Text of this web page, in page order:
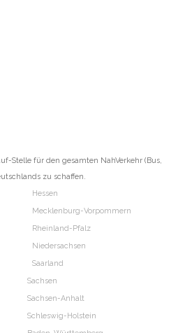
Stelle für den gesamten NahVerkehr (Bus,
zu schaffen.
Hessen
Mecklenburg-Vorpommern
Rheinland-Pfalz
Niedersachsen
Saarland
Sachsen
Sachsen-Anhalt
Schleswig-Holstein